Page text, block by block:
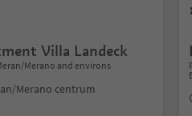
Villa Landeck
Merano and environs
Merano centrum